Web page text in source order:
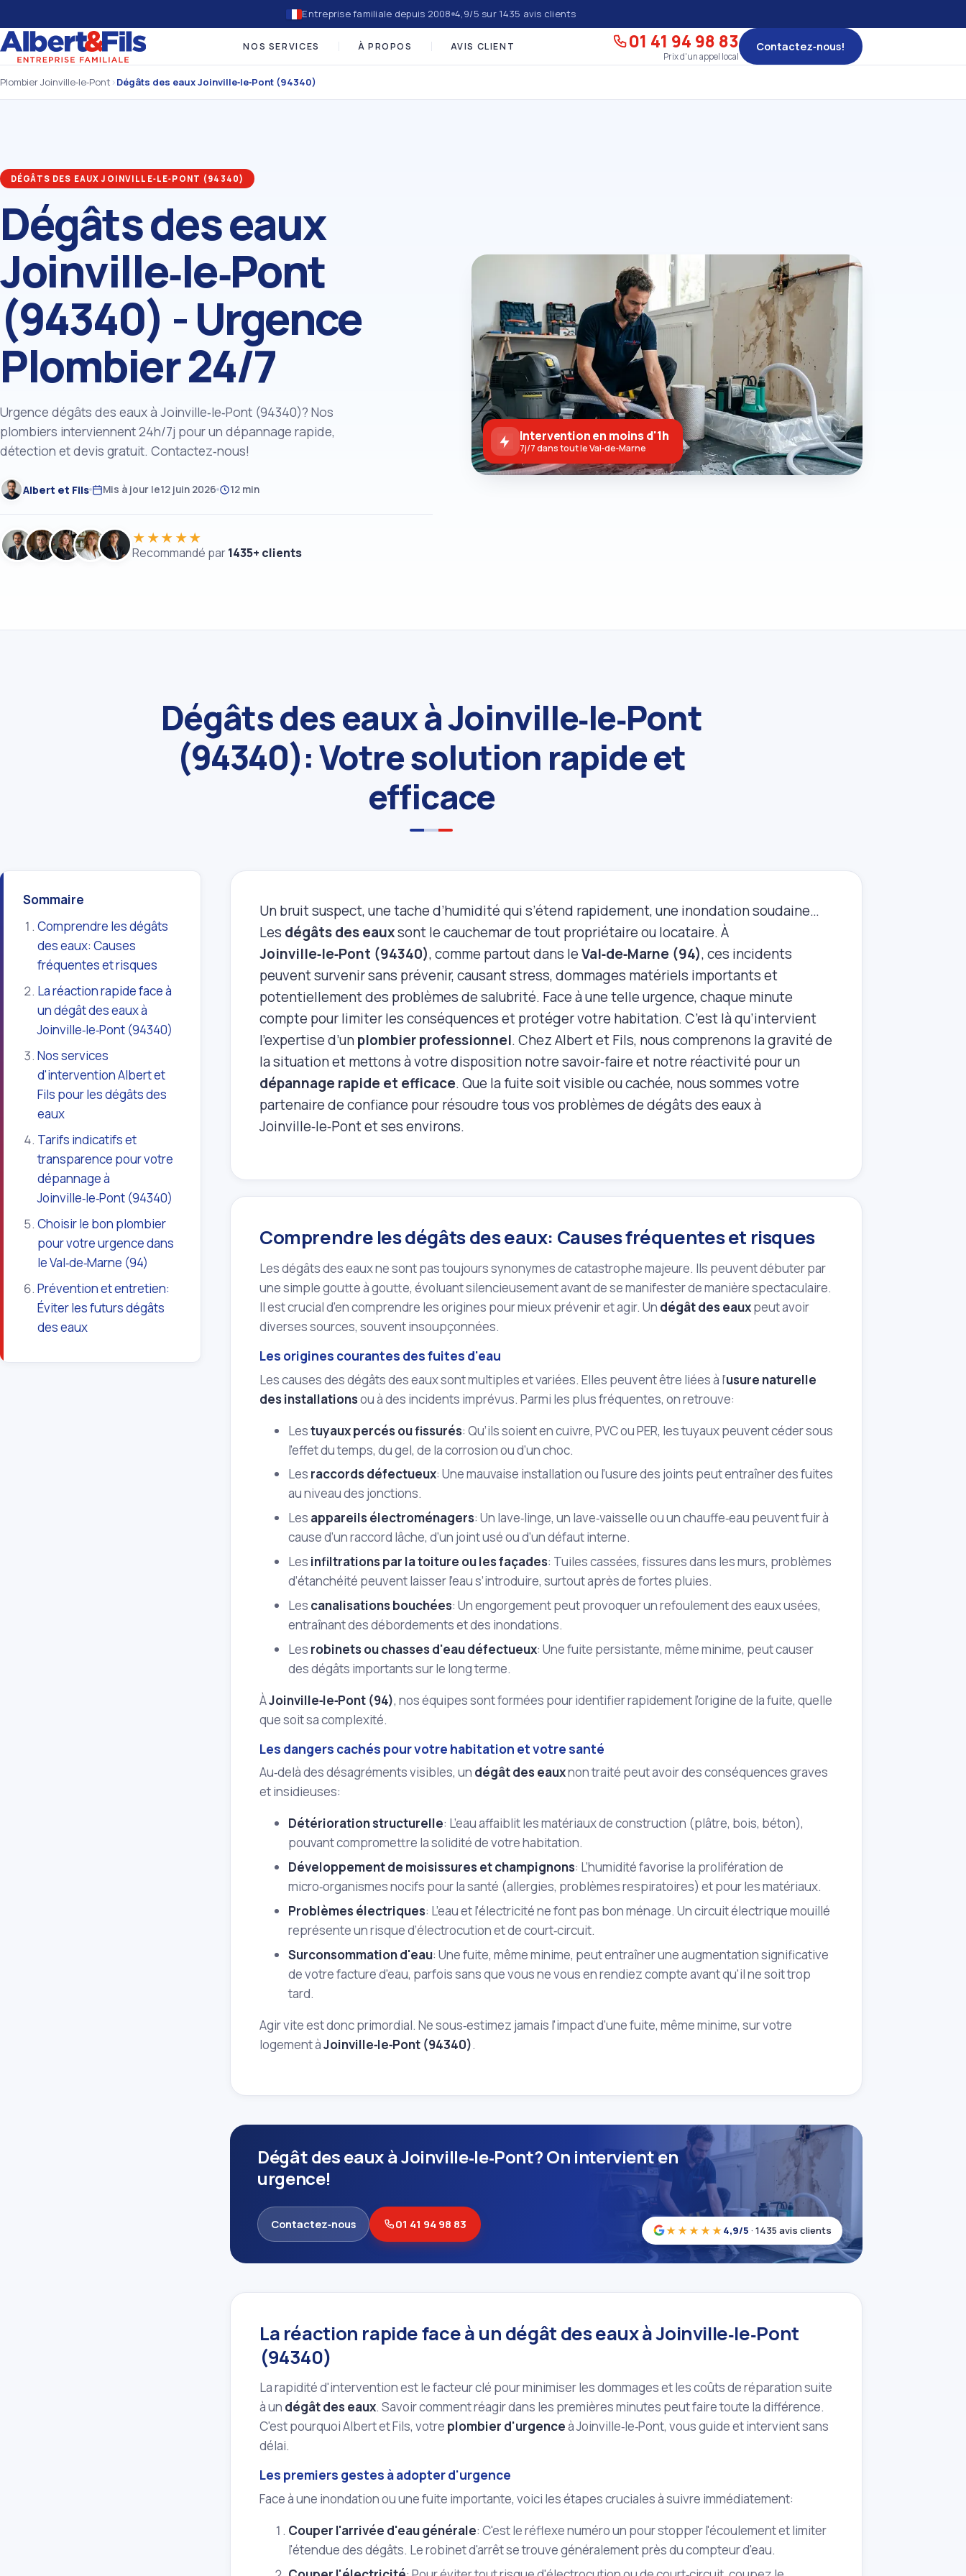
Entreprise familiale depuis 2008 4,9/5 sur 1435 avis clients
NOS SERVICES À PROPOS AVIS CLIENT 01 41 94 98 83
Prix d'un appel local
Contactez‑nous!
Plombier Joinville‑le‑Pont ›Dégâts des eaux Joinville‑le‑Pont (94340)
DÉGÂTS DES EAUX JOINVILLE‑LE‑PONT (94340)
Dégâts des eaux
Joinville‑le‑Pont
(94340) - Urgence
Plombier 24/7
Urgence dégâts des eaux à Joinville‑le‑Pont (94340)? Nos
plombiers interviennent 24h/7j pour un dépannage rapide,
détection et devis gratuit. Contactez‑nous!
Albert et Fils Mis à jour le12 juin 2026 12 min
★★★★★
Recommandé par1435+ clients
Intervention en moins d'1h
7j/7 dans tout le Val‑de‑Marne
Dégâts des eaux à Joinville‑le‑Pont
(94340): Votre solution rapide et
efficace
Sommaire
Comprendre les dégâts
des eaux: Causes
fréquentes et risques
La réaction rapide face à
un dégât des eaux à
Joinville‑le‑Pont (94340)
Nos services
d'intervention Albert et
Fils pour les dégâts des
eaux
Tarifs indicatifs et
transparence pour votre
dépannage à
Joinville‑le‑Pont (94340)
Choisir le bon plombier
pour votre urgence dans
le Val‑de‑Marne (94)
Prévention et entretien:
Éviter les futurs dégâts
des eaux
Un bruit suspect, une tache d’humidité qui s’étend rapidement, une inondation soudaine…
Les dégâts des eauxsont le cauchemar de tout propriétaire ou locataire. À
Joinville‑le‑Pont (94340), comme partout dans leVal‑de‑Marne (94), ces incidents
peuvent survenir sans prévenir, causant stress, dommages matériels importants et
potentiellement des problèmes de salubrité. Face à une telle urgence, chaque minute
compte pour limiter les conséquences et protéger votre habitation. C’est là qu’intervient
l’expertise d’unplombier professionnel. Chez Albert et Fils, nous comprenons la gravité de
la situation et mettons à votre disposition notre savoir‑faire et notre réactivité pour un
dépannage rapide et efficace. Que la fuite soit visible ou cachée, nous sommes votre
partenaire de confiance pour résoudre tous vos problèmes de dégâts des eaux à
Joinville‑le‑Pont et ses environs.
Comprendre les dégâts des eaux: Causes fréquentes et risques
Les dégâts des eaux ne sont pas toujours synonymes de catastrophe majeure. Ils peuvent débuter par
une simple goutte à goutte, évoluant silencieusement avant de se manifester de manière spectaculaire.
Il est crucial d’en comprendre les origines pour mieux prévenir et agir. Un dégât des eauxpeut avoir
diverses sources, souvent insoupçonnées.
Les origines courantes des fuites d'eau
Les causes des dégâts des eaux sont multiples et variées. Elles peuvent être liées à l’usure naturelle
des installationsou à des incidents imprévus. Parmi les plus fréquentes, on retrouve:
Lestuyaux percés ou fissurés: Qu’ils soient en cuivre, PVC ou PER, les tuyaux peuvent céder sous
l’effet du temps, du gel, de la corrosion ou d’un choc.
Les raccords défectueux: Une mauvaise installation ou l’usure des joints peut entraîner des fuites
au niveau des jonctions.
Les appareils électroménagers: Un lave‑linge, un lave‑vaisselle ou un chauffe‑eau peuvent fuir à
cause d’un raccord lâche, d’un joint usé ou d’un défaut interne.
Les infiltrations par la toiture ou les façades: Tuiles cassées, fissures dans les murs, problèmes
d’étanchéité peuvent laisser l’eau s’introduire, surtout après de fortes pluies.
Les canalisations bouchées: Un engorgement peut provoquer un refoulement des eaux usées,
entraînant des débordements et des inondations.
Les robinets ou chasses d'eau défectueux: Une fuite persistante, même minime, peut causer
des dégâts importants sur le long terme.
ÀJoinville‑le‑Pont (94), nos équipes sont formées pour identifier rapidement l’origine de la fuite, quelle
que soit sa complexité.
Les dangers cachés pour votre habitation et votre santé
Au‑delà des désagréments visibles, un dégât des eauxnon traité peut avoir des conséquences graves
et insidieuses:
Détérioration structurelle: L’eau affaiblit les matériaux de construction (plâtre, bois, béton),
pouvant compromettre la solidité de votre habitation.
Développement de moisissures et champignons: L’humidité favorise la prolifération de
micro‑organismes nocifs pour la santé (allergies, problèmes respiratoires) et pour les matériaux.
Problèmes électriques: L’eau et l’électricité ne font pas bon ménage. Un circuit électrique mouillé
représente un risque d’électrocution et de court‑circuit.
Surconsommation d'eau: Une fuite, même minime, peut entraîner une augmentation significative
de votre facture d'eau, parfois sans que vous ne vous en rendiez compte avant qu'il ne soit trop
tard.
Agir vite est donc primordial. Ne sous‑estimez jamais l'impact d'une fuite, même minime, sur votre
logement àJoinville‑le‑Pont (94340).
★★★★★4,9/5 · 1435 avis clients
Dégât des eaux à Joinville‑le‑Pont? On intervient en
urgence!
Contactez‑nous 01 41 94 98 83
La réaction rapide face à un dégât des eaux à Joinville‑le‑Pont
(94340)
La rapidité d'intervention est le facteur clé pour minimiser les dommages et les coûts de réparation suite
à un dégât des eaux. Savoir comment réagir dans les premières minutes peut faire toute la différence.
C'est pourquoi Albert et Fils, votre plombier d'urgenceà Joinville‑le‑Pont, vous guide et intervient sans
délai.
Les premiers gestes à adopter d'urgence
Face à une inondation ou une fuite importante, voici les étapes cruciales à suivre immédiatement:
Couper l'arrivée d'eau générale: C'est le réflexe numéro un pour stopper l'écoulement et limiter
l'étendue des dégâts. Le robinet d'arrêt se trouve généralement près du compteur d'eau.